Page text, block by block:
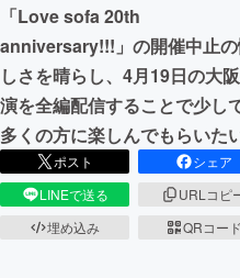
CAMPFIRE for Social
CAMPFIREふるさと
「Love sofa 20th
anniversary!!!」の開催中止
しさを晴らし、4月19日の大
演を全編配信することで少し
多くの方に楽しんでもらいた
ポスト
シェア
LINEで送る
URLコピ
埋め込み
QRコード